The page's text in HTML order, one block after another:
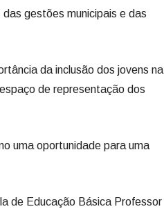
gestões municipais e das
da inclusão dos jovens na
de representação dos
uma oportunidade para uma
de Educação Básica Professor